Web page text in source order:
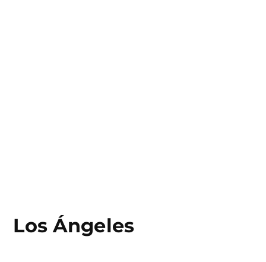
Skip Los Ángeles